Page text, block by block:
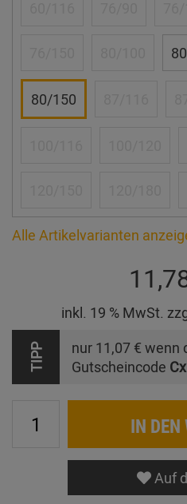
80/150
Alle Artikelvarianten
inkl. 19 % MwSt.
TIPP nur 11,07 € wenn
Gutscheincode
IN DEN
Auf